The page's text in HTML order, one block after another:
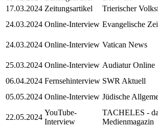
17.03.2024 Zeitungsartikel Trierischer
24.03.2024 Online-Interview Evangelische
24.03.2024 Online-Interview Vatican News
25.03.2024 Online-Interview Audiatur Online
06.04.2024 Fernsehinterview SWR Aktuell
05.05.2024 Online-Interview Jüdische
22.05.2024
YouTube-
Interview
TACHELES -
Medienmagazin